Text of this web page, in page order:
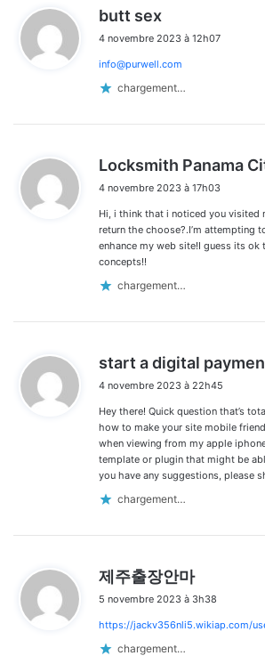
butt sex
t
4 novembre 2023 à 12h07
info@purwell.com
chargement…
Locksmith Panama
4 novembre 2023 à 17h03
Hi, i think that i noticed you visited
return the choose?.I’m attempting
enhance my web site!I guess its ok
concepts!!
chargement…
start a digital
4 novembre 2023 à 22h45
Hey there! Quick question that’s
how to make your site mobile
when viewing from my apple
template or plugin that might be
you have any suggestions, please
chargement…
제주출장안마
t
5 novembre 2023 à 3h38
https://jackv356nli5.wikiap.com/
chargement…